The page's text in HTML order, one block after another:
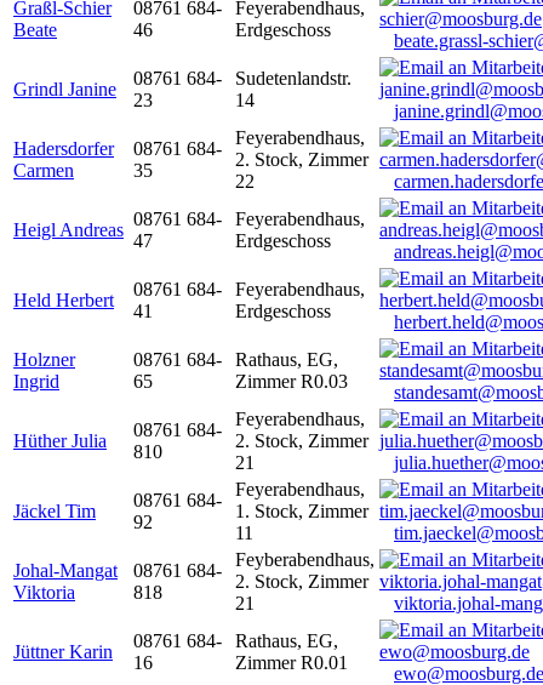
Graßl-Schier
Beate
08761 684-
46
Feyerabendhaus,
Erdgeschoss
beate.grassl-
Grindl Janine
08761 684-
23
Sudetenlandstr.
14
Hadersdorfer
Carmen
08761 684-
35
Feyerabendhaus,
2. Stock, Zimmer
22
Heigl Andreas
08761 684-
47
Feyerabendhaus,
Erdgeschoss
Held Herbert
08761 684-
41
Feyerabendhaus,
Erdgeschoss
Holzner
Ingrid
08761 684-
65
Rathaus, EG,
Zimmer R0.03
Hüther Julia
08761 684-
810
Feyerabendhaus,
2. Stock, Zimmer
21
Jäckel Tim
08761 684-
92
Feyerabendhaus,
1. Stock, Zimmer
11
Johal-Mangat
Viktoria
08761 684-
818
Feyberabendhaus,
2. Stock, Zimmer
21
viktoria.johal-
Jüttner Karin
08761 684-
16
Rathaus, EG,
Zimmer R0.01
ewo@moosburg.de